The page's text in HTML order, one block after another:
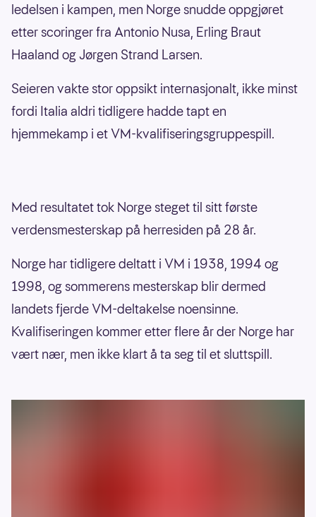
Kristian Thorstvedt (Sassuolo)
Morten Thorsby (Cremonese)
Oscar Bobb (Fullham)
Angrep:
Jens Petter Hauge (Bodø/Glimt)
Alexander Sørloth (Atlético Madrid)
Jørgen Strand Larsen (Crystal Palace)
ledelsen i kampen, men Norge snudde oppgjøret
etter scoringer fra Antonio Nusa, Erling Braut
Haaland og Jørgen Strand Larsen.
Seieren vakte stor oppsikt internasjonalt, ikke minst
fordi Italia aldri tidligere hadde tapt en
hjemmekamp i et VM-kvalifiseringsgruppespill.
Med resultatet tok Norge steget til sitt første
verdensmesterskap på herresiden på 28 år.
Norge har tidligere deltatt i VM i 1938, 1994 og
1998, og sommerens mesterskap blir dermed
landets fjerde VM-deltakelse noensinne.
Kvalifiseringen kommer etter flere år der Norge har
vært nær, men ikke klart å ta seg til et sluttspill.